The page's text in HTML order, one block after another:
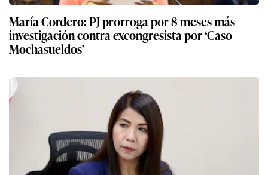
María Cordero: PJ prorroga por 8 meses más
investigación contra excongresista por ‘Caso
Mochasueldos’